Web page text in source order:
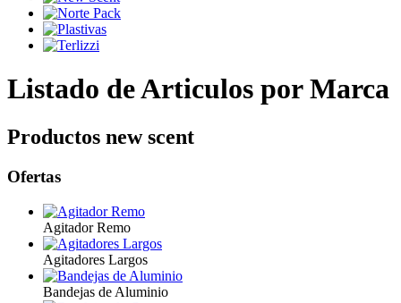
Listado de Articulos por Marca
Productos new scent
Ofertas
Agitador Remo
Agitadores Largos
Bandejas de Aluminio